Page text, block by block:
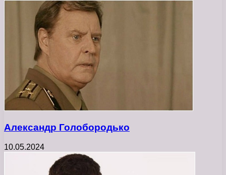
Александр Голобородько
10.05.2024